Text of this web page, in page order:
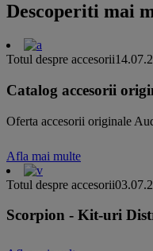
Descoperiti mai
Totul despre accesorii
Catalog accesorii
Oferta accesorii originale
Afla mai multe
Totul despre accesorii
Scorpion - Kit-uri